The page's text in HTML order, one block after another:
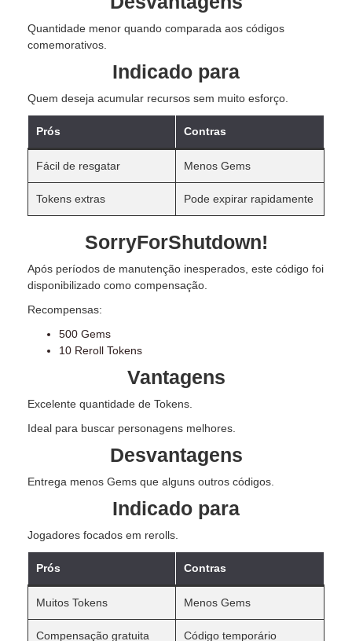
Quantidade menor quando comparada aos códigos
comemorativos.
Indicado para
Quem deseja acumular recursos sem muito esforço.
Prós Contras
Fácil de resgatar Menos Gems
Tokens extras Pode expirar rapidamente
SorryForShutdown!
Após períodos de manutenção inesperados, este código foi
disponibilizado como compensação.
Recompensas:
500 Gems
10 Reroll Tokens
Vantagens
Excelente quantidade de Tokens.
Ideal para buscar personagens melhores.
Desvantagens
Entrega menos Gems que alguns outros códigos.
Indicado para
Jogadores focados em rerolls.
Prós Contras
Muitos Tokens Menos Gems
Compensação gratuita Código temporário